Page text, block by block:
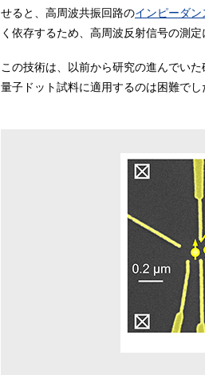
せると、高周波共振回路のインピーダン
く依存するため、高周波反射信号の測
この技術は、以前から研究の進んでい
量子ドット試料に適用するのは困難でし